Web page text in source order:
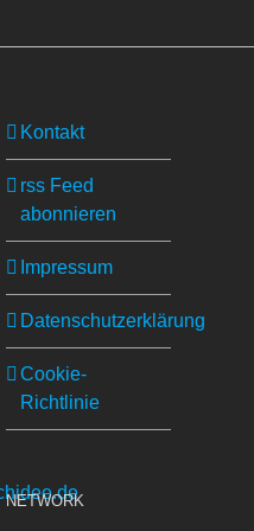
Kontakt
rss Feed
abonnieren
Impressum
Datenschutzerklärung
Cookie-
Richtlinie
NETWORK